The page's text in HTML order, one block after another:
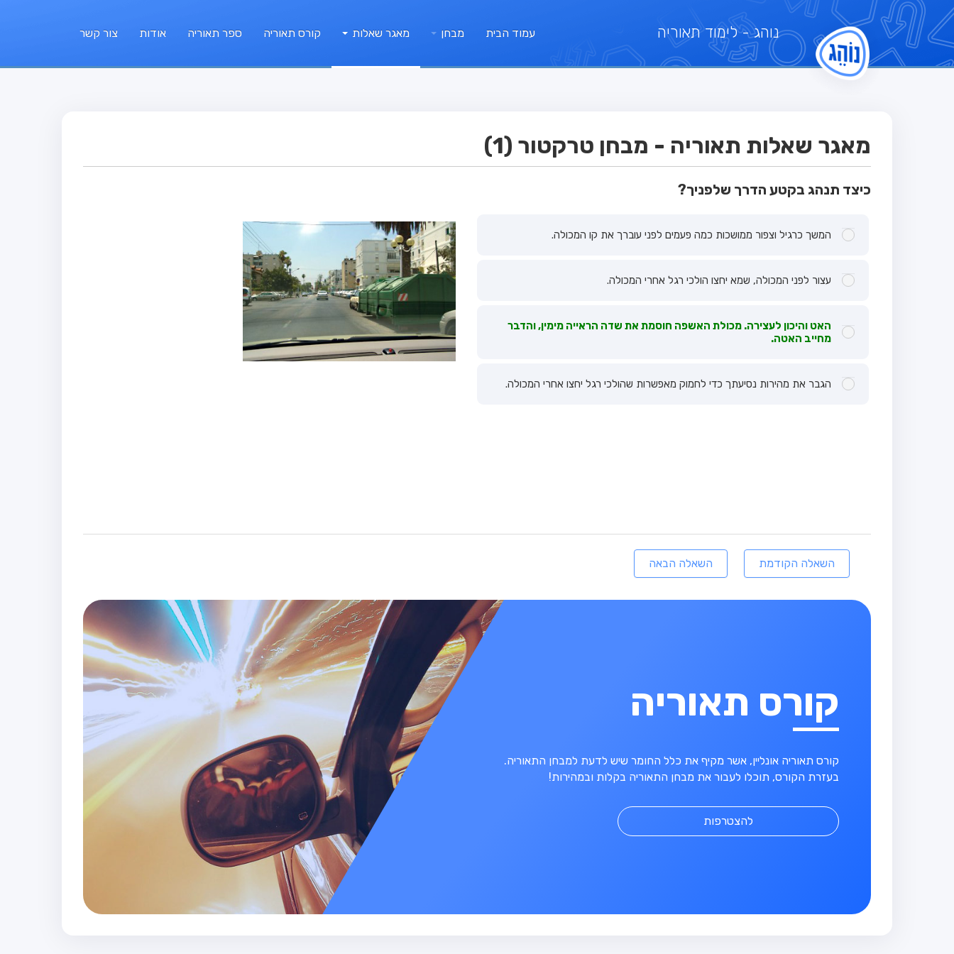
נוהג- לימוד תאוריה עמוד הבית מבחן מאגר שאלות קורס תאוריה ספר תאוריה אודות צור קשר
מאגר שאלות תאוריה - מבחן טרקטור (1)
כיצד תנהג בקטע הדרך שלפניך?
המשך כרגיל וצפור ממושכות כמה פעמים לפני עוברך את קו המכולה.
עצור לפני המכולה, שמא יחצו הולכי רגל אחרי המכולה.
האט והיכון לעצירה. מכולת האשפה חוסמת את שדה הראייה מימין, והדבר
מחייב האטה.
הגבר את מהירות נסיעתך כדי לחמוק מאפשרות שהולכי רגל יחצו אחרי המכולה.
השאלה הקודמת השאלה הבאה
קורס תאוריה
קורס תאוריה אונליין, אשר מקיף את כלל החומר שיש לדעת למבחן התאוריה.
בעזרת הקורס, תוכלו לעבור את מבחן התאוריה בקלות ובמהירות!
להצטרפות